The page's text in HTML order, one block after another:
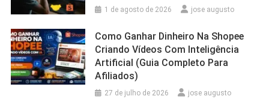
1 de agosto de 2026 jose augusto
Como Ganhar Dinheiro Na Shopee
Criando Vídeos Com Inteligência
Artificial (Guia Completo Para
Afiliados)
27 de julho de 2026 jose augusto